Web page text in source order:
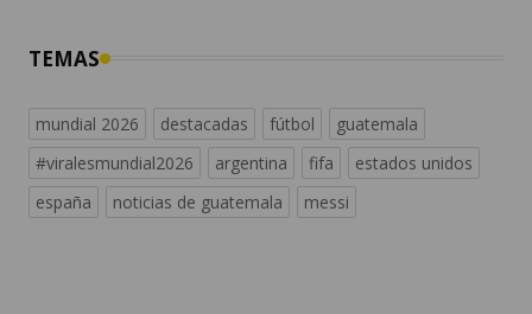
mundial 2026
españa
noticias de guatemala messi